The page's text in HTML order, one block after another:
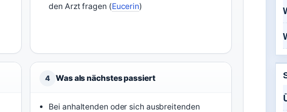
den Arzt fragen (Eucerin)
4 Was als nächstes passiert
Bei anhaltenden oder sich ausbreitenden